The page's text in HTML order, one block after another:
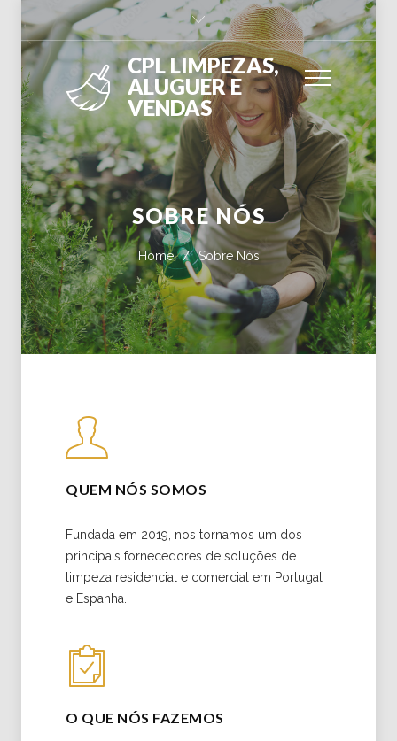
CPL LIMPEZAS,
ALUGUER E
VENDAS
SOBRE NÓS
Home / Sobre Nós
QUEM NÓS SOMOS
Fundada em 2019, nos tornamos um dos
principais fornecedores de soluções de
limpeza residencial e comercial em Portugal
e Espanha.
O QUE NÓS FAZEMOS